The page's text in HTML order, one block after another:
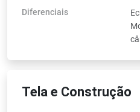
Diferenciais
Tela e Construção